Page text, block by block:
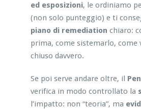
ed esposizioni, le ordiniamo
(non solo punteggio) e ti
piano di remediation chiaro:
prima, come sistemarlo, come
chiuso davvero.
Se poi serve andare oltre, il
verifica in modo controllato la
l’impatto: non “teoria”, ma